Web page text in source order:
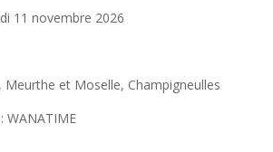
11 novembre 2026
Meurthe et Moselle, Champigneulles